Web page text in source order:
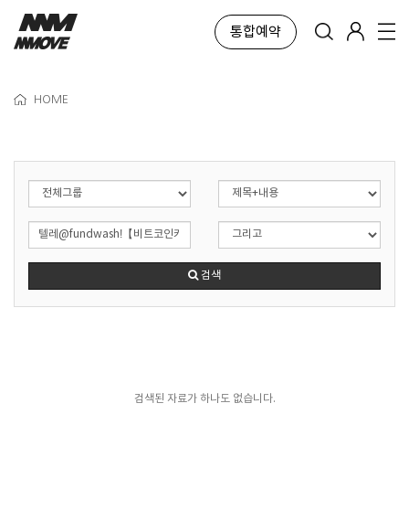
통합예약
HOME
검색
검색된 자료가 하나도 없습니다.